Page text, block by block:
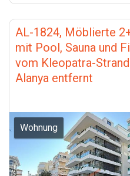
AL-1824, Möblierte
mit Pool, Sauna und
vom Kleopatra-
Alanya entfernt
Wohnung